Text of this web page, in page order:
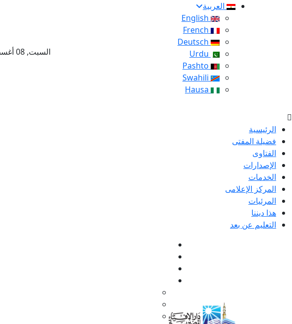
العربية
السبت, 08 أغسطس 2026 – 25 صفر 1448 هـ
الرئيسية
فضيلة المفتى
الفتاوى
الإصدارات
الخدمات
المركز الإعلامى
المرئيات
هذا ديننا
التعليم عن بعد